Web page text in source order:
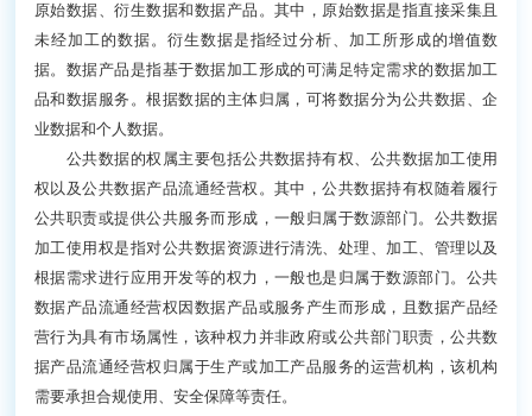
原始数据、衍生数据和数据产品。其中，原始数据是指直接采集且
未经加工的数据。衍生数据是指经过分析、加工所形成的增值数
据。数据产品是指基于数据加工形成的可满足特定需求的数据加工
品和数据服务。根据数据的主体归属，可将数据分为公共数据、企
业数据和个人数据。
公共数据的权属主要包括公共数据持有权、公共数据加工使用
权以及公共数据产品流通经营权。其中，公共数据持有权随着履行
公共职责或提供公共服务而形成，一般归属于数源部门。公共数据
加工使用权是指对公共数据资源进行清洗、处理、加工、管理以及
根据需求进行应用开发等的权力，一般也是归属于数源部门。公共
数据产品流通经营权因数据产品或服务产生而形成，且数据产品经
营行为具有市场属性，该种权力并非政府或公共部门职责，公共数
据产品流通经营权归属于生产或加工产品服务的运营机构，该机构
需要承担合规使用、安全保障等责任。